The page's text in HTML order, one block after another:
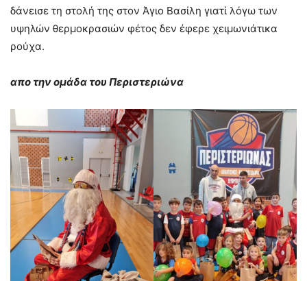
δάνεισε τη στολή της στον Άγιο Βασίλη γιατί λόγω των
υψηλών θερμοκρασιών φέτος δεν έφερε χειμωνιάτικα
ρούχα.
απο την ομάδα του Περιστεριώνα